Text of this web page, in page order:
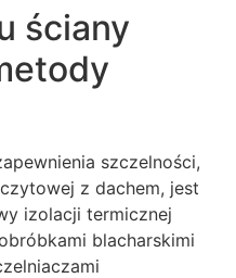
ściany
szczelności,
z dachem, jest
izolacji termicznej
blacharskimi